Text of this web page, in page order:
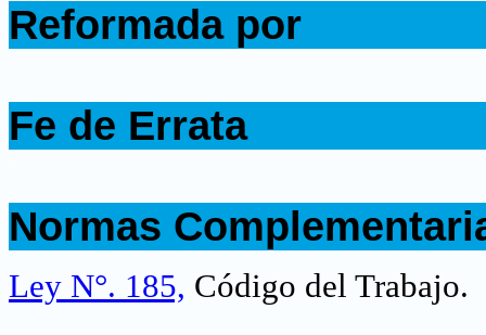
Reformada por
Fe de Errata
Normas
Ley N°. 185, Código del Trabajo.